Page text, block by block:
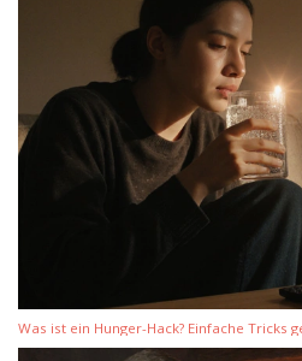
Was ist ein Hunger-Hack? Einfache Tricks